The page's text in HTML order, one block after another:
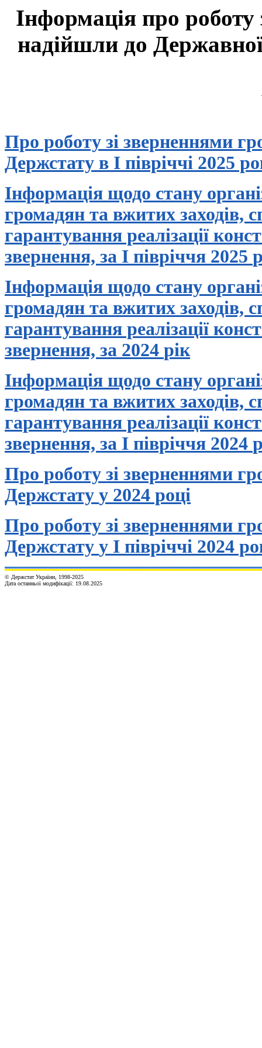
Інформація про
надійшли до
Про роботу зі зверненнями
Держстату в І півріччі 2025
Інформація щодо стану
громадян та вжитих заходів,
гарантування реалізації
звернення, за I півріччя 2025
Інформація щодо стану
громадян та вжитих заходів,
гарантування реалізації
звернення, за 2024 рік
Інформація щодо стану
громадян та вжитих заходів,
гарантування реалізації
звернення, за I півріччя 2024
Про роботу зі зверненнями
Держстату у 2024 році
Про роботу зі зверненнями
Держстату у І півріччі 2024
© Держстат України, 1998-2025
Дата останньої модифікації: 19.08.2025